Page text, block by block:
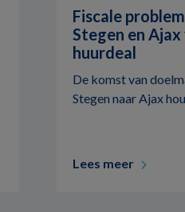
Fiscale
Stegen en
huurdeal
De komst van
Stegen naar Ajax
Lees meer